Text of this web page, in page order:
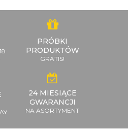
PRÓBKI
PRODUKTÓW
GRATIS!
24 MIESIĄCE
GWARANCJI
NA ASORTYMENT